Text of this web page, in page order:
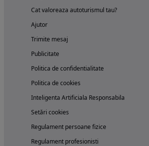
Cat valoreaza autoturismul tau?
Ajutor
Trimite mesaj
Publicitate
Politica de confidentialitate
Politica de cookies
Inteligenta Artificiala Responsabila
Setări cookies
Regulament persoane fizice
Regulament profesionisti